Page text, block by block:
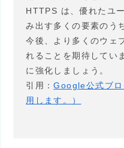
HTTPS は、優れたユ
み出す多くの要素のう
今後、より多くのウェ
れることを期待してい
に強化しましょう。
引用：Google公式ブ
用します。）